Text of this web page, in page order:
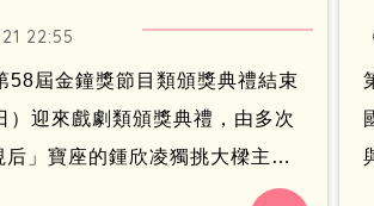
22:55
58屆金鐘獎節目類頒獎典禮結束
）迎來戲劇類頒獎典禮，由多次
后」寶座的鍾欣凌獨挑大樑主
鐘獎戲劇類有不少出色的作品入